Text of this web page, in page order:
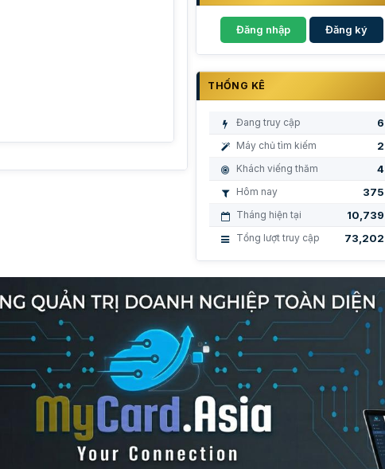
Đăng nhập Đăng ký
THỐNG KÊ
Đang truy cập 6
Máy chủ tìm kiếm 2
Khách viếng thăm 4
Hôm nay 375
Tháng hiện tại 10,739
Tổng lượt truy cập 73,202